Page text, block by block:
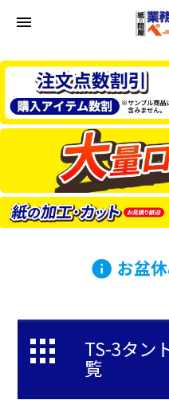
menu
info お盆
TS-3タン
覧